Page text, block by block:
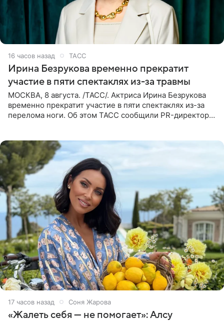
16 часов назад ТАСС
Ирина Безрукова временно прекратит
участие в пяти спектаклях из-за травмы
МОСКВА, 8 августа. /ТАСС/. Актриса Ирина Безрукова
временно прекратит участие в пяти спектаклях из-за
перелома ноги. Об этом ТАСС сообщили PR-директор
17 часов назад Соня Жарова
«Жалеть себя — не помогает»: Алсу